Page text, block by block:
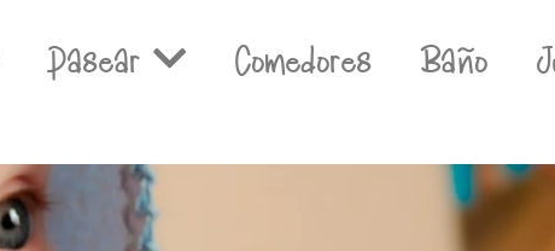
Pasear Comedores Baño